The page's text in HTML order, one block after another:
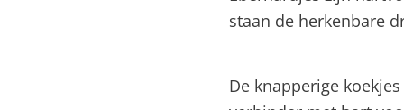
staan de herkenbare
De knapperige